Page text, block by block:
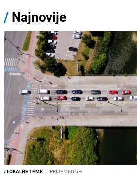
/ Najnovije
/LOKALNE TEME I PRIJE OKO 6H